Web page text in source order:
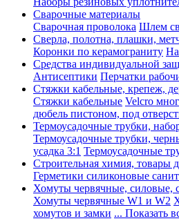
Сварочные материалы
Сварочная проволока Шлем
Сверла, полотна, плашки,
Коронки по керамограниту
Средства индивидуальной
Антисептики Перчатки
Стяжки кабельные, крепеж,
Стяжки кабельные Velcro
дюбель пистоном, под
Термоусадочные трубки,
Термоусадочные трубки,
усадка 3:1 Термоусадочные
Строительная химия, товары
Герметики силиконовые
Хомуты червячные, силовые,
Хомуты червячные W1 и W2
хомутов и замки ... Показать